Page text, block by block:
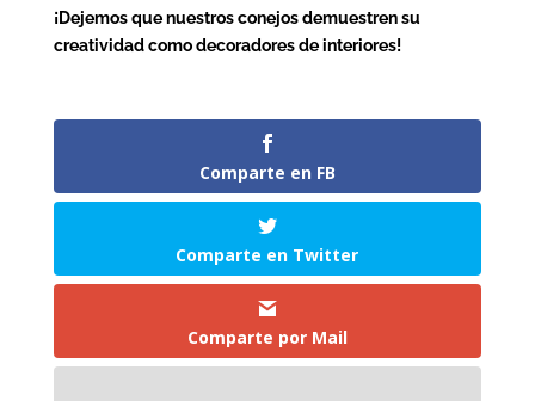
¡Dejemos que nuestros conejos demuestren su
creatividad como decoradores de interiores!
Comparte en FB
Comparte en Twitter
Comparte por Mail